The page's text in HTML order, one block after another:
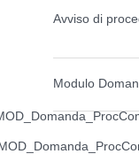
Avviso di
Modulo